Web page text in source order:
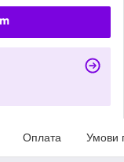
Оплата Умови